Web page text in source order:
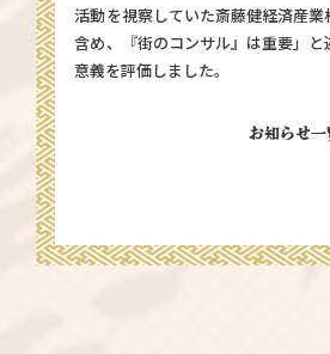
活動を視察していた斎藤健経済産
含め、『街のコンサル』は重要」
意義を評価しました。
お知らせ一